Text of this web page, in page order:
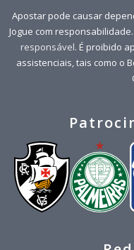
Apostar pode causar
Jogue com
responsável. É proibido
assistenciais, tais como o